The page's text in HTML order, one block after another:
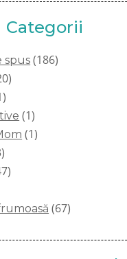
Categorii
spus (186)
(1)
(1)
(67)